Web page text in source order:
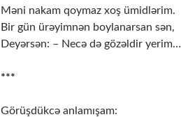
Məni nakam qoymaz xoş ümidlərim.
Bir gün ürəyimnən boylanarsan sən,
Deyərsən: – Necə də gözəldir yerim…
***
Görüşdükcə anlamışam: